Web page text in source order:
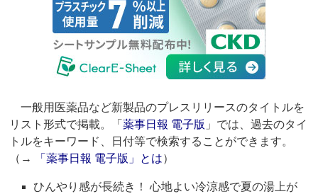
一般用医薬品など新製品のプレスリリースのタイトルを
リスト形式で掲載。「薬事日報 電子版 」では、過去のタイ
トルをキーワード、日付等で検索することができます。
（→
「薬事日報 電子版」とは）
ひんやり感が長続き！ 心地よい冷涼感で夏の湯上が